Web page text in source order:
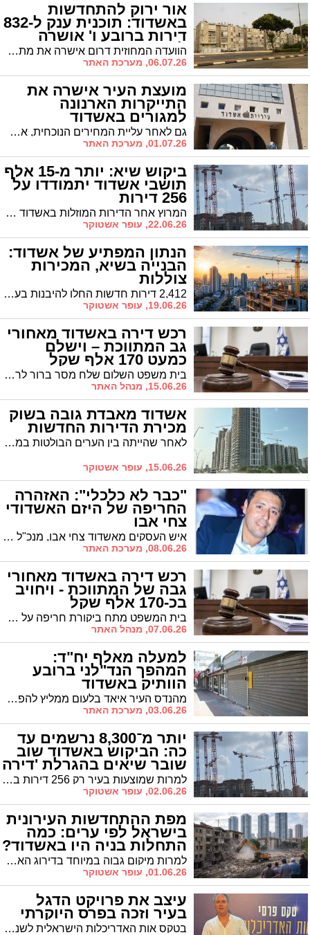
אור ירוק להתחדשות
באשדוד: תוכנית ענק ל-832
דירות ברובע ו' אושרה
להפקדה הוועדה המחוזית דרום אישרה את מתחם "בני ברית-ציזלינג" באשדוד. הפרויקט, שמקדמות עיריית אשדוד וחברת 'שוהם צמרות אשדוד' יחליף 192 דירות ישנות ב-4 מגדלים ובניינים חדשים. דוח השמאי מעריך את היקף ההכנסות ב-1.23 מיליארד שקל, עם רווח יזמי של כ-14%
06.07.26, מערכת האתר
מועצת העיר אישרה את
התייקרות הארנונה
למגורים באשדוד
גם לאחר עליית המחירים הנוכחית, אשדוד תמשיך להחזיק בתעריף הארנונה למגורים הנמוך ביותר בישראל מבין ערי פורום ה-15. הצעד נדרש בשל זינוק של 25% בעלויות השירותים העירוניים והוצאות המלחמה. העיריה: "עבור דירת 100 מ"ר מדובר בתוספת של כ-18 שקלים בחודש בלבד"
01.07.26, מערכת האתר
ביקוש שיא: יותר מ-15 אלף
תושבי אשדוד יתמודדו על
256 דירות
המרוץ אחר הדירות המוזלות באשדוד נכנס לישורת האחרונה, ונתוני ההרשמה המעודכנים חושפים פער קיצוני בין ההיצע לביקוש האדיר בעיר. רגע לפני סגירת ההרשמה להגרלות התוכנית הממשלתית "דירה בהנחה", נרשמו כבר 15,267 משקי בית להגרלה היחידה המתקיימת באשדוד
22.06.26, עופר אשטוקר
הנתון המפתיע של אשדוד:
הבנייה בשיא, המכירות
צוללות
2,412 דירות חדשות החלו להיבנות בעיר בשנה האחרונה, עלייה של 4.9% לעומת השנה הקודמת. הנתון מציב את אשדוד בין הערים המובילות בישראל בהיקף הבנייה החדשה, אך מגיע דווקא בתקופה שבה קצב מכירת הדירות בעיר מציג סימני האטה
19.06.26, עופר אשטוקר
רכש דירה באשדוד מאחורי
גב המתווכת – וישלם
כמעט 170 אלף שקל
בית משפט השלום שלח מסר ברור לרוכשי דירות: חתמתם על הסכם תיווך? לא תוכלו לעקוף את המתווך ברגע האחרון כדי לחסוך את העמלה. בפסק דין שניתן לאחרונה, חויב תושב שרכש דירה ברחוב הציונות באשדוד לשלם לחברת התיווך "ריהאוס ישראל" סכום של כ-167 אלף שקל, לאחר שבית המשפט קבע כי ניסה לעקוף את המתווכת שליוותה אותו לאורך הדרך והסתיר ממנה את השלמת העסקה
15.06.26, מנהל האתר
אשדוד מאבדת גובה בשוק
מכירת הדירות החדשות
לאחר שהייתה בין הערים הבולטות במכירת דירות חדשות, אשדוד נעדרת הפעם מרשימת הערים המובילות של הלמ”ס. גם בשוק היד השנייה נרשמה ירידה בפעילות, למרות שהעיר עדיין נמנית עם מוקדי הנדל”ן המרכזיים בישראל
15.06.26, עופר אשטוקר
"כבר לא כלכלי": האזהרה
החריפה של היזם האשדודי
צחי אבו
איש העסקים מאשדוד צחי אבו, מנכ"ל ובעלים של קבוצת אבו הבהיר כי "40%-50% מהפרויקטים שאושרו עם תב"ע מאושרת בעקבות עליית מחירי הביצוע והתשומות וירידת מחירי הדיור, נהיו לא כלכליים. הפרויקטים לא ייצאו לפועל"
08.06.26, מערכת האתר
רכש דירה באשדוד מאחורי
גבה של המתווכת - ויחויב
בכ-170 אלף שקל
בית המשפט מתח ביקורת חריפה על רוכש דירה מאשדוד שניסה לעקוף את חברת התיווך שהכירה לו את הנכס ולסגור את העסקה ישירות מול הצד השני. התוצאה: חיוב כספי כבד של עשרות אלפי שקלים, לצד ביקורת נוקבת על התנהלותו.
07.06.26, מנהל האתר
למעלה מאלף יח"ד:
המהפך הנד"לני ברובע
הוותיק באשדוד
מהנדס העיר איאד בלעום ממליץ להפקיד את תוכנית מתחם "אח"י אילת" של חברת י.ח. דמרי, הכוללת הריסת 240 יחידות דיור ישנות ובניית 1,079 יחידות חדשות במקומן. בשבוע הבא תדון הוועדה המקומית בהמלצה, לפני העברתה לוועדה המחוזית דרום לאישור סופי
03.06.26, מערכת האתר
יותר מ־8,300 נרשמים עד
כה: הביקוש באשדוד שוב
שובר שיאים בהגרלת 'דירה
בהנחה' למרות שמוצעות בעיר רק 256 דירות במסגרת ההגרלה הנוכחית, אלפי זכאים כבר הסתערו על ההרשמה - עם יותר מ־32 מתמודדים על כל דירה בממוצע והמספרים רק עולים מיום ליום
02.06.26, עופר אשטוקר
מפת ההתחדשות העירונית
בישראל לפי ערים: כמה
התחלות בניה היו באשדוד?
למרות מיקום גבוה במיוחד בדירוג הארצי של התחלות הבנייה בהתחדשות עירונית, באשדוד נרשמה דווקא ירידה של כ־24% בהיקף הפרויקטים לעומת השנה שעברה. בת ים וגבעתיים מובילות בשיעור ההתחדשות מתוך כלל הבנייה, מחוז חיפה מזנק — ובערי הדרום הגדולות נרשם נתון מדאיג: אפס פרויקטים של פינוי־בינוי ותמ״א 38
01.06.26, עופר אשטוקר
עיצב את פרויקט הדגל
בעיר וזכה בפרס היוקרתי
בטקס אות האדריכלות הישראלית לשנת 2025, שאורגן על ידי התאחדות האדריכלים ובוני ערים בישראל, הוענק הפרס היוקרתי לאדריכל גיל מינסטר, ראש משרד "גיל מינסטר אדריכלים" באשדוד, בקטגוריית תכנון ועיצוב עירוני – על פרויקט הדגל לחידוש המרכז המסחרי ברובע א' בעיר, ובניית יחידות דיור חדשות במקומם של מבנים ישנים